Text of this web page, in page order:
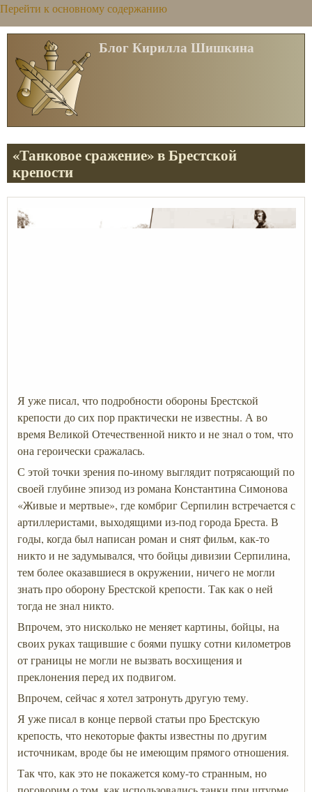
Перейти к основному содержанию
Блог Кирилла Шишкина
«Танковое сражение» в Брестской
крепости
Я уже писал, что подробности обороны Брестской
крепости до сих пор практически не известны. А во
время Великой Отечественной никто и не знал о том, что
она героически сражалась.
С этой точки зрения по-иному выглядит потрясающий по
своей глубине эпизод из романа Константина Симонова
«Живые и мертвые», где комбриг Серпилин встречается с
артиллеристами, выходящими из-под города Бреста. В
годы, когда был написан роман и снят фильм, как-то
никто и не задумывался, что бойцы дивизии Серпилина,
тем более оказавшиеся в окружении, ничего не могли
знать про оборону Брестской крепости. Так как о ней
тогда не знал никто.
Впрочем, это нисколько не меняет картины, бойцы, на
своих руках тащившие с боями пушку сотни километров
от границы не могли не вызвать восхищения и
преклонения перед их подвигом.
Впрочем, сейчас я хотел затронуть другую тему.
Я уже писал в конце первой статьи про Брестскую
крепость, что некоторые факты известны по другим
источникам, вроде бы не имеющим прямого отношения.
Так что, как это не покажется кому-то странным, но